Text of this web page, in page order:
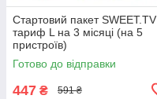
Стартовий пакет SWEET.TV
тариф L на 3 місяці (на 5
пристроїв)
Готово до відправки
447 ₴ 591 ₴